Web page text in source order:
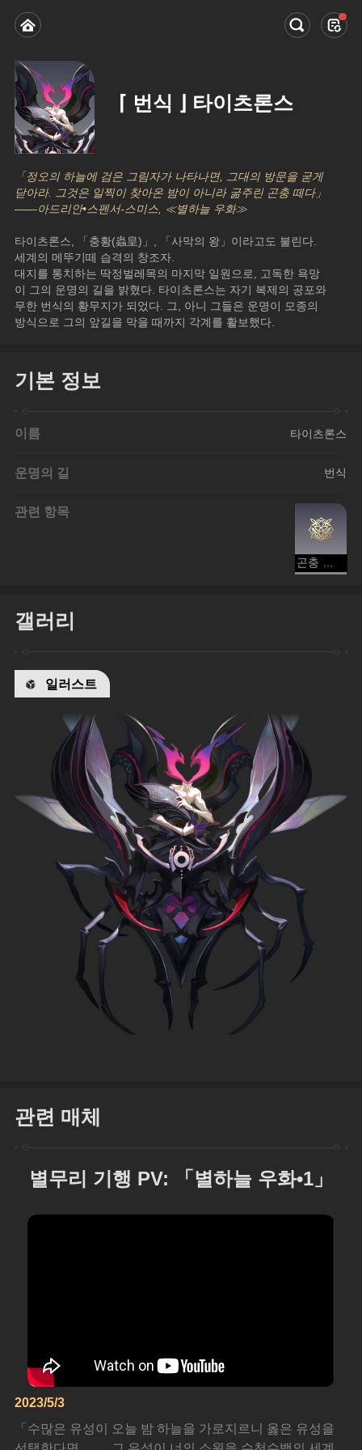
⌈ 번식 ⌋ 타이츠론스
「정오의 하늘에 검은 그림자가 나타나면, 그대의 방문을 굳게
닫아라. 그것은 일찍이 찾아온 밤이 아니라 굶주린 곤충 떼다」
——아드리안•스펜서-스미스, ≪별하늘 우화≫
타이츠론스, 「충황(蟲皇)」, 「사막의 왕」이라고도 불린다.
세계의 메뚜기떼 습격의 창조자.
대지를 통치하는 딱정벌레목의 마지막 일원으로, 고독한 욕망
이 그의 운명의 길을 밝혔다. 타이츠론스는 자기 복제의 공포와
무한 번식의 황무지가 되었다. 그, 아니 그들은 운명이 모종의
방식으로 그의 앞길을 막을 때까지 각계를 활보했다.
기본 정보
이름 타이츠론스
운명의 길 번식
관련 항목
곤충 떼 - 번식
갤러리
일러스트
관련 매체
별무리 기행 PV: 「별하늘 우화•1」
2023/5/3
「수많은 유성이 오늘 밤 하늘을 가로지르니 옳은 유성을